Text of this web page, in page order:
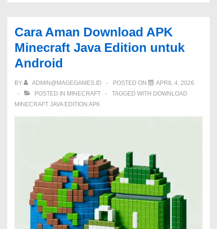
Cara Aman Download APK
Minecraft Java Edition untuk
Android
BY ADMIN@MAGEGAMES.ID POSTED ON
APRIL 4, 2026
POSTED IN MINECRAFT TAGGED WITH DOWNLOAD
MINECRAFT JAVA EDITION APK